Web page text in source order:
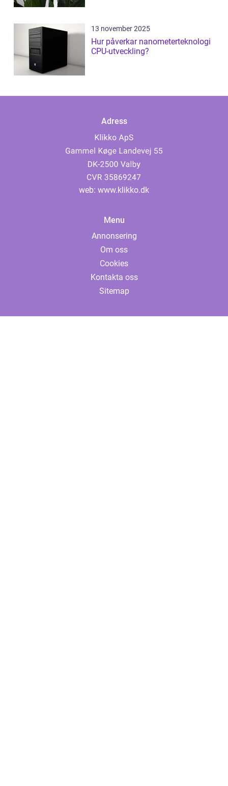
13 november 2025
Hur påverkar nanometerteknologi
CPU-utveckling?
Adress
web: www.klikko.dk
Menu
Annonsering
Om oss
Cookies
Kontakta oss
Sitemap